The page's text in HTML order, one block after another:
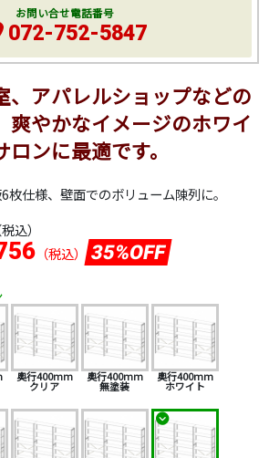
、アパレルショップなどの
爽やかなイメージのホワイ
ンに最適です。
仕様、壁面でのボリューム陳列に。
税込）
（税込） 35%OFF
奥行400mm
クリア
奥行400mm
無塗装
奥行400mm
ホワイト
お問い合せ電話番号
072-752-5847